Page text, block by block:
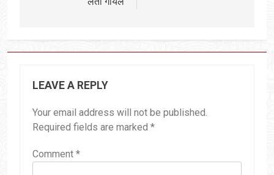
LEAVE A REPLY
Your email address will not be published.
Required fields are marked *
Comment *